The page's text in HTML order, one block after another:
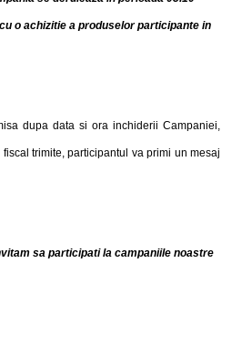
o achizitie a produselor participante in
dupa data si ora inchiderii Campaniei,
trimite, participantul va primi un mesaj
sa participati la campaniile noastre